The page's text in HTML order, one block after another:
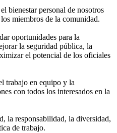
bienestar personal de nosotros
miembros de la comunidad.
oportunidades para la
la seguridad pública, la
el potencial de los oficiales
trabajo en equipo y la
con todos los interesados ​​​​en la
la responsabilidad, la diversidad,
de trabajo.